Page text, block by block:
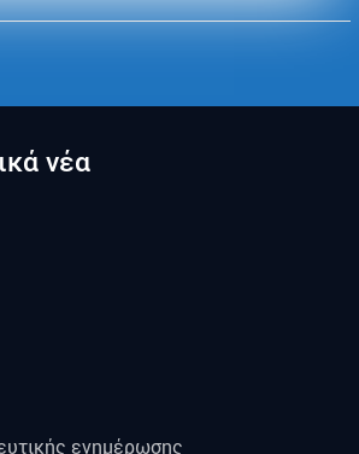
νέα
ενημέρωσης